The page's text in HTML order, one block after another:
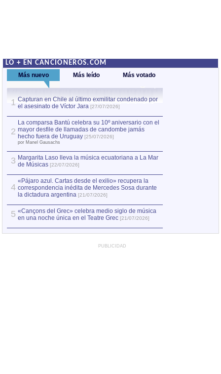
LO + EN CANCIONEROS.COM
Más nuevo Más leído Más votado
1 Capturan en Chile al último exmilitar condenado por
el asesinato de Víctor Jara [27/07/2026]
2
La comparsa Bantú celebra su 10º aniversario con el
mayor desfile de llamadas de candombe jamás
hecho fuera de Uruguay [25/07/2026]
por Manel Gausachs
3 Margarita Laso lleva la música ecuatoriana a La Mar
de Músicas [22/07/2026]
4
«Pájaro azul. Cartas desde el exilio» recupera la
correspondencia inédita de Mercedes Sosa durante
la dictadura argentina [21/07/2026]
5 «Cançons del Grec» celebra medio siglo de música
en una noche única en el Teatre Grec [21/07/2026]
PUBLICIDAD